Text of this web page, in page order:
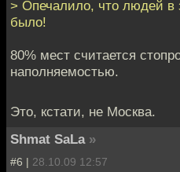
> Опечалило, что людей в
было!
80% мест считается
наполняемостью.
Это, кстати, не Москва.
Shmat SaLa »
#6 | 28.10.09 12:57